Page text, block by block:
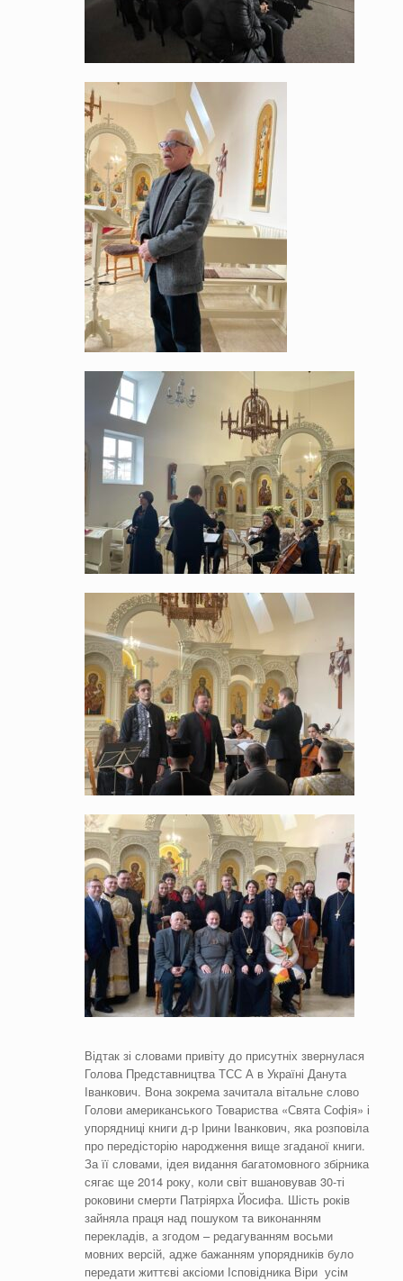
Відтак зі словами привіту до присутніх звернулася
Голова Представництва ТСС А в Україні Данута
Іванкович. Вона зокрема зачитала вітальне слово
Голови американського Товариства «Свята Софія» і
упорядниці книги д-р Ірини Іванкович, яка розповіла
про передісторію народження вище згаданої книги.
За її словами, ідея видання багатомовного збірника
сягає ще 2014 року, коли світ вшановував 30-ті
роковини смерти Патріярха Йосифа. Шість років
зайняла праця над пошуком та виконанням
перекладів, а згодом – редагуванням восьми
мовних версій, адже бажанням упорядників було
передати життєві аксіоми Ісповідника Віри усім